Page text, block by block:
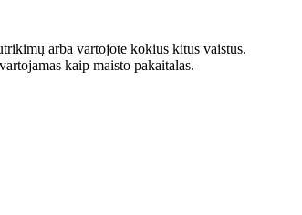
arba vartojote kokius kitus vaistus.
kaip maisto pakaitalas.